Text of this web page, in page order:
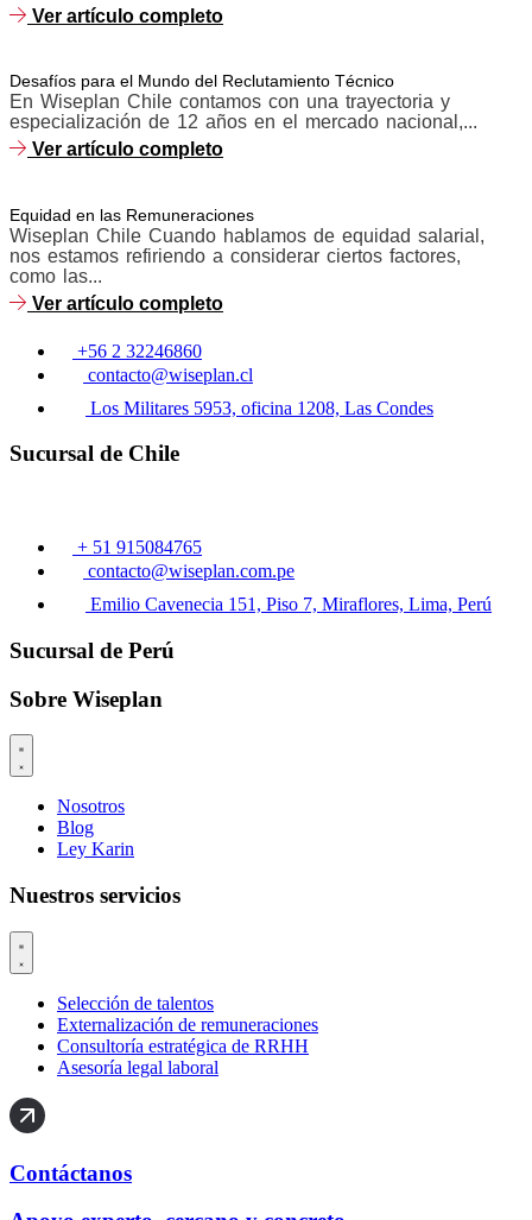
Ver artículo completo
Desafíos para el Mundo del Reclutamiento Técnico
En Wiseplan Chile contamos con una trayectoria y
especialización de 12 años en el mercado nacional,...
Ver artículo completo
Equidad en las Remuneraciones
Wiseplan Chile Cuando hablamos de equidad salarial,
nos estamos refiriendo a considerar ciertos factores,
como las...
Ver artículo completo
+56 2 32246860
contacto@wiseplan.cl
Los Militares 5953, oficina 1208, Las Condes
Sucursal de Chile
+ 51 915084765
contacto@wiseplan.com.pe
Emilio Cavenecia 151, Piso 7, Miraflores, Lima, Perú
Sucursal de Perú
Sobre Wiseplan
Nosotros
Blog
Ley Karin
Nuestros servicios
Selección de talentos
Externalización de remuneraciones
Consultoría estratégica de RRHH
Asesoría legal laboral
Contáctanos